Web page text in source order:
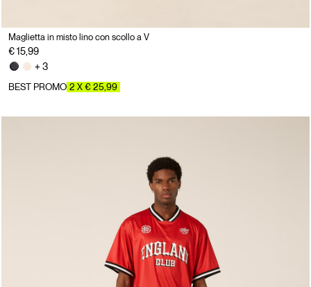
Maglietta in misto lino con scollo a V
€ 15,99
+ 3
BEST PROMO 2 X € 25,99